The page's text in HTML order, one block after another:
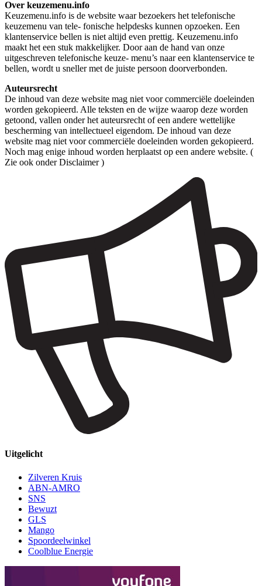
Over keuzemenu.info
Keuzemenu.info is de website waar bezoekers het telefonische
keuzemenu van tele- fonische helpdesks kunnen opzoeken. Een
klantenservice bellen is niet altijd even prettig. Keuzemenu.info
maakt het een stuk makkelijker. Door aan de hand van onze
uitgeschreven telefonische keuze- menu’s naar een klantenservice te
bellen, wordt u sneller met de juiste persoon doorverbonden.
Auteursrecht
De inhoud van deze website mag niet voor commerciële doeleinden
worden gekopieerd. Alle teksten en de wijze waarop deze worden
getoond, vallen onder het auteursrecht of een andere wettelijke
bescherming van intellectueel eigendom. De inhoud van deze
website mag niet voor commerciële doeleinden worden gekopieerd.
Noch mag enige inhoud worden herplaatst op een andere website. (
Zie ook onder Disclaimer )
Uitgelicht
Zilveren Kruis
ABN-AMRO
SNS
Bewuzt
GLS
Mango
Spoordeelwinkel
Coolblue Energie